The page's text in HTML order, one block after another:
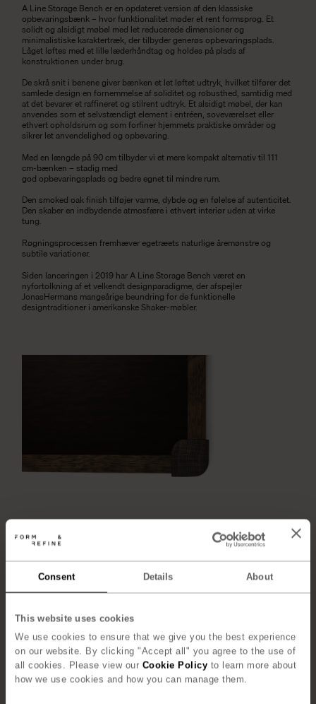
Consent Details About
This website uses cookies
We use cookies to ensure that we give you the best experience
on our website. By clicking "Accept all" you agree to the use of
all cookies. Please view our Cookie Policy to learn more about
how we use cookies and how you can manage them.
A Line Storage Bench er en opdateret version af den klassiske
opbevaringsbænk – hvor funktionalitet møder et rent formsprog. Et
solidt og alsidigt møbel med let reducerede dimensioner og
minimalistiske karaktertræk, der tilbyder generøs opbevaringsplads.
Låget løftes med et lille læderhåndtag og holdes på plads af
konstruktionen under brug.
De skrå snit i benene giver bænken et let løftet udtryk, hvilket tilfører det
samlede design en fornemmelse af soliditet og robusthed, samtidig med
at det bevarer et raffineret og stilrent udtryk. Et alsidigt møbel, der kan
anvendes som et selvstændigt element i entréen, soveværelset eller
ethvert opholdsrum og som forfiner hjemmets praktiske områder og
sikrer let anvendelighed og opbevaring.
Med en længde på 90 cm tilbyder vi et mere kompakt alternativ til 111
cm-bænken – stadig med
god opbevaringsplads og bedre egnet til mindre rum.
Den smoked oak finish tilføjer varme, dybde og en følelse af autenticitet.
Den skaber en indbydende atmosfære i ethvert interiør uden at virke
tung.
Røgningsprocessen fremhæver egetræets naturlige åremønstre og
subtile variationer.
Siden lanceringen i 2019 har A Line Storage Bench været en
nyfortolkning af et velkendt designparadigme, der afspejler
JonasHermans mangeårige beundring for de funktionelle
designtraditioner i amerikanske Shaker-møbler.